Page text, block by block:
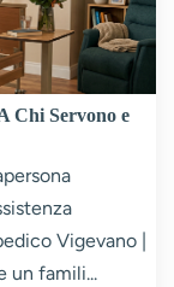
Chi Servono e
Vigevano |
un famili...